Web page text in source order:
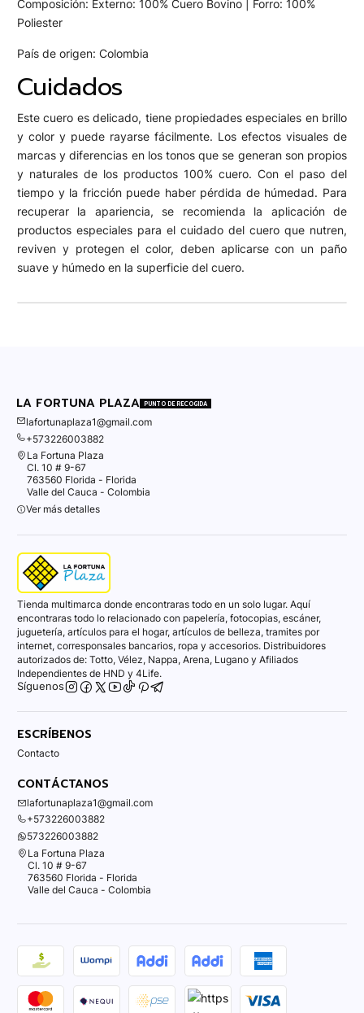
Composición: Externo: 100% Cuero Bovino | Forro: 100%
Poliester
País de origen: Colombia
Cuidados
Este cuero es delicado, tiene propiedades especiales en brillo
y color y puede rayarse fácilmente. Los efectos visuales de
marcas y diferencias en los tonos que se generan son propios
y naturales de los productos 100% cuero. Con el paso del
tiempo y la fricción puede haber pérdida de húmedad. Para
recuperar la apariencia, se recomienda la aplicación de
productos especiales para el cuidado del cuero que nutren,
reviven y protegen el color, deben aplicarse con un paño
suave y húmedo en la superficie del cuero.
LA FORTUNA PLAZA PUNTO DE RECOGIDA
lafortunaplaza1@gmail.com
+573226003882
La Fortuna Plaza
Cl. 10 # 9-67
763560 Florida - Florida
Valle del Cauca - Colombia
Ver más detalles
Tienda multimarca donde encontraras todo en un solo lugar. Aquí
encontraras todo lo relacionado con papelería, fotocopias, escáner,
juguetería, artículos para el hogar, artículos de belleza, tramites por
internet, corresponsales bancarios, ropa y accesorios. Distribuidores
autorizados de: Totto, Vélez, Nappa, Arena, Lugano y Afiliados
Independientes de HND y 4Life.
Síguenos
ESCRÍBENOS
Contacto
CONTÁCTANOS
lafortunaplaza1@gmail.com
+573226003882
573226003882
La Fortuna Plaza
Cl. 10 # 9-67
763560 Florida - Florida
Valle del Cauca - Colombia